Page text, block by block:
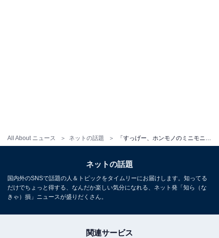
All About ニュース ネットの話題
ネットの話題
国内外のSNSで話題の人＆トピックをタイムリーにお届けします。知ってる
だけでちょっと得する、なんだか楽しい気分になれる、ネット発「知ら（な
きゃ）損」ニュースが盛りだくさん。
関連サービス